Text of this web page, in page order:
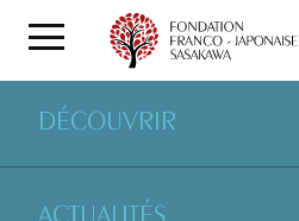
DÉCOUVRIR
ACTUALITÉS
PROJETSSOUTENUS PAR LA